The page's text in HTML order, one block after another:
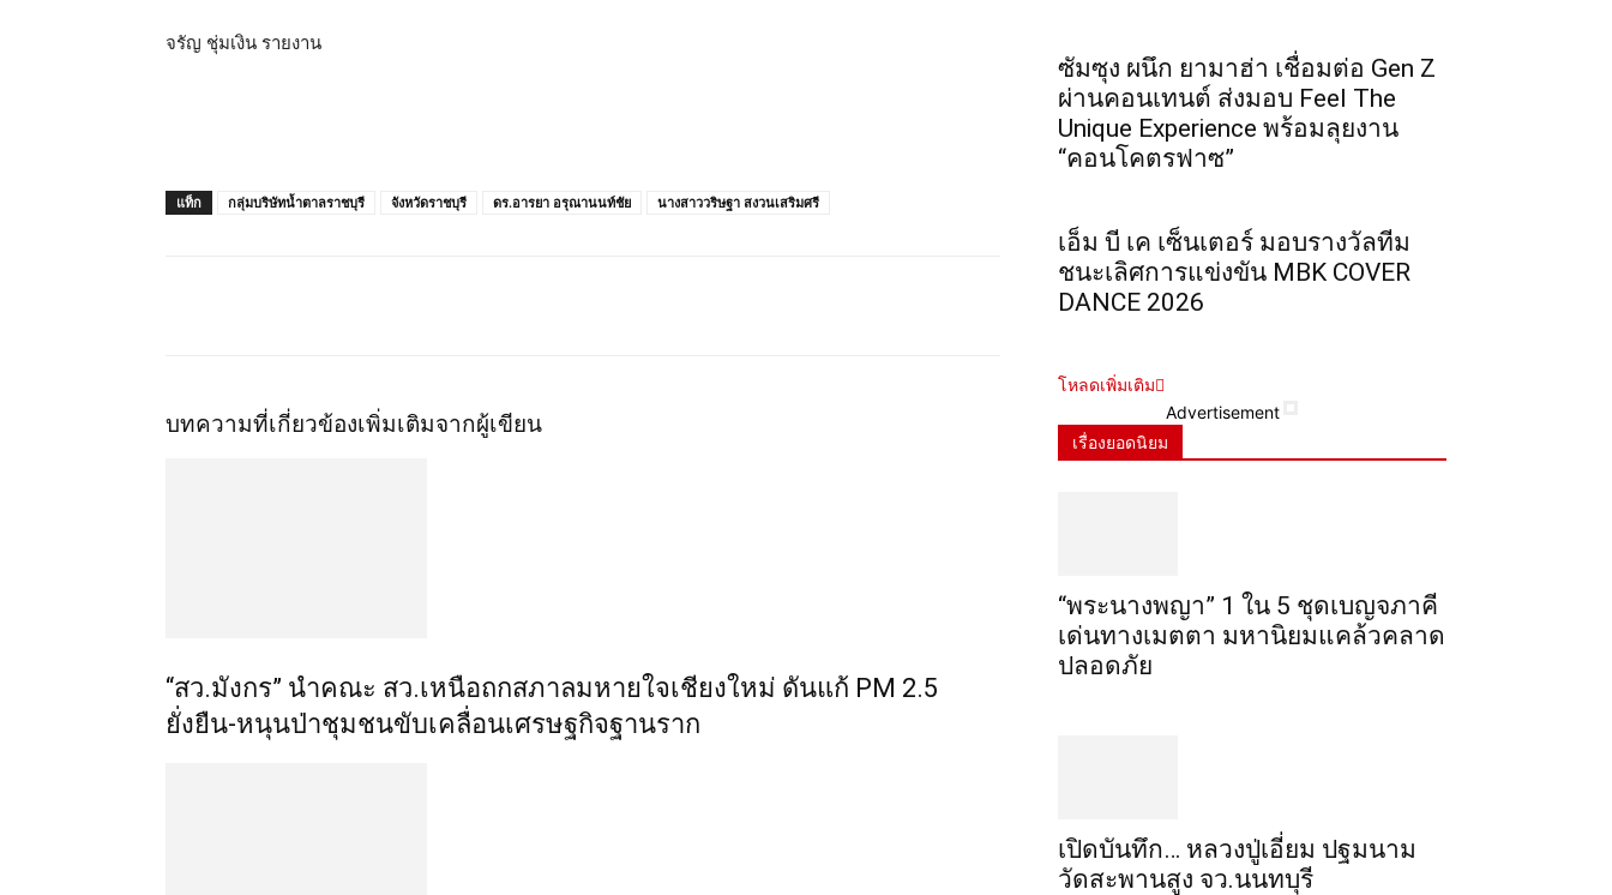
จรัญ ชุ่มเงิน รายงาน
แท็ก กลุ่มบริษัทน้ำตาลราชบุรี จังหวัดราชบุรี ดร.อารยา อรุณานนท์ชัย นางสาววริษฐา สงวนเสริมศรี
บทความที่เกี่ยวข้องเพิ่มเติมจากผู้เขียน
“สว.มังกร” นำคณะ สว.เหนือถกสภาลมหายใจเชียงใหม่ ดันแก้ PM 2.5
ยั่งยืน-หนุนป่าชุมชนขับเคลื่อนเศรษฐกิจฐานราก
ซัมซุง ผนึก ยามาฮ่า เชื่อมต่อ Gen Z
ผ่านคอนเทนต์ ส่งมอบ Feel The
Unique Experience พร้อมลุยงาน
“คอนโคตรฟาซ”
เอ็ม บี เค เซ็นเตอร์ มอบรางวัลทีม
ชนะเลิศการแข่งขัน MBK COVER
DANCE 2026
โหลดเพิ่มเติม
Advertisement
เรื่องยอดนิยม
“พระ​นาง​พญา” 1 ใน 5​ ชุดเบญจ​ภาคี​
เด่นทางเมตตา​ มหา​นิยม​แคล้วคลาด​
ปลอดภัย​
เปิดบันทึก… หลวงปู่เอี่ยม ​ปฐม​นาม​
วัดสะพานสูง​ จว.นนทบุรี